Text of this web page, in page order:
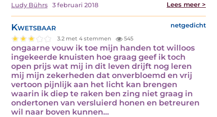
Ludy Bührs 3 februari 2018 Lees meer >
Kwetsbaar netgedicht
3.2 met 4 stemmen 545
ongaarne vouw ik toe mijn handen tot willoos
ingekeerde knuisten hoe graag geef ik toch
open prijs wat mij in dit leven drijft nog leren
mij mijn zekerheden dat onverbloemd en vrij
vertoon pijnlijk aan het licht kan brengen
waarin ik diep te raken ben zing niet graag in
ondertonen van versluierd honen en betreuren
wil naar boven kunnen…